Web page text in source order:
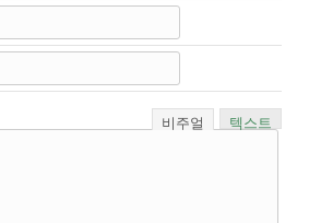
텍스트
비주얼